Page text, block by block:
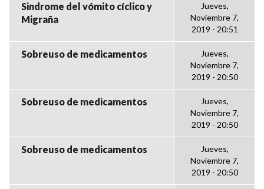
Sindrome del vómito cíclico y
Migraña
Jueves,
Noviembre 7,
2019 - 20:51
Sobreuso de medicamentos
Jueves,
Noviembre 7,
2019 - 20:50
Sobreuso de medicamentos
Jueves,
Noviembre 7,
2019 - 20:50
Sobreuso de medicamentos
Jueves,
Noviembre 7,
2019 - 20:50